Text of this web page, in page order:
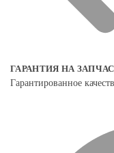
ГАРАНТИЯ НА
Гарантированное